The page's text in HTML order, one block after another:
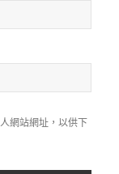
網站網址，以供下